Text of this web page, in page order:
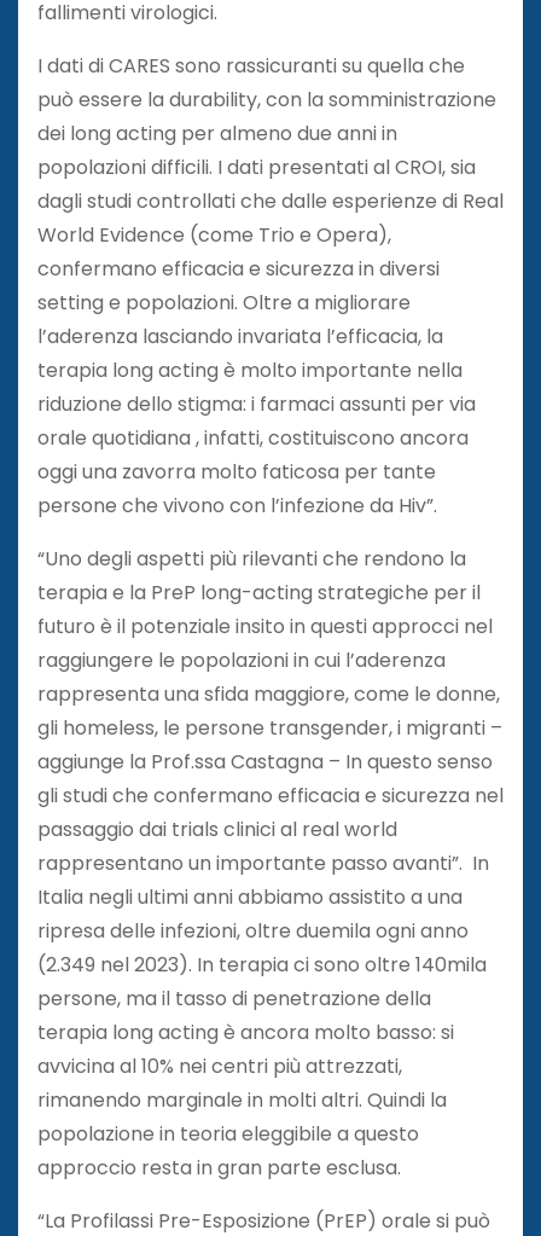
fallimenti virologici.
I dati di CARES sono rassicuranti su quella che
può essere la durability, con la somministrazione
dei long acting per almeno due anni in
popolazioni difficili. I dati presentati al CROI, sia
dagli studi controllati che dalle esperienze di Real
World Evidence (come Trio e Opera),
confermano efficacia e sicurezza in diversi
setting e popolazioni. Oltre a migliorare
l’aderenza lasciando invariata l’efficacia, la
terapia long acting è molto importante nella
riduzione dello stigma: i farmaci assunti per via
orale quotidiana , infatti, costituiscono ancora
oggi una zavorra molto faticosa per tante
persone che vivono con l’infezione da Hiv”.
“Uno degli aspetti più rilevanti che rendono la
terapia e la PreP long-acting strategiche per il
futuro è il potenziale insito in questi approcci nel
raggiungere le popolazioni in cui l’aderenza
rappresenta una sfida maggiore, come le donne,
gli homeless, le persone transgender, i migranti –
aggiunge la Prof.ssa Castagna – In questo senso
gli studi che confermano efficacia e sicurezza nel
passaggio dai trials clinici al real world
rappresentano un importante passo avanti”. In
Italia negli ultimi anni abbiamo assistito a una
ripresa delle infezioni, oltre duemila ogni anno
(2.349 nel 2023). In terapia ci sono oltre 140mila
persone, ma il tasso di penetrazione della
terapia long acting è ancora molto basso: si
avvicina al 10% nei centri più attrezzati,
rimanendo marginale in molti altri. Quindi la
popolazione in teoria eleggibile a questo
approccio resta in gran parte esclusa.
“La Profilassi Pre-Esposizione (PrEP) orale si può